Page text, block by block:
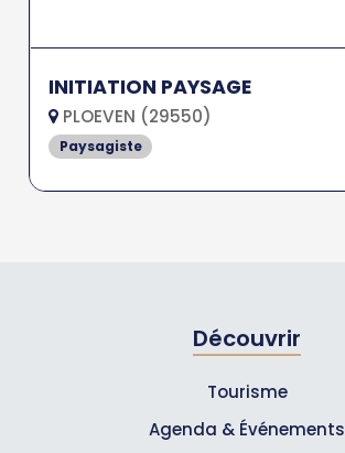
INITIATION PAYSAGE
PLOEVEN (29550)
Paysagiste
Découvrir
Tourisme
Agenda & Événements